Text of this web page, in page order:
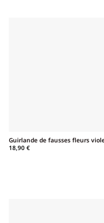
Guirlande de fausses fleurs
18,90 €